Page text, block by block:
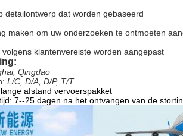
detailontwerp dat worden gebaseerd
maken om uw onderzoeken te ontmoeten
klantenvereiste worden aangepast
Qingdao
L/C, D/A, D/P, T/T
afstand vervoerspakket
7--25 dagen na het ontvangen van de